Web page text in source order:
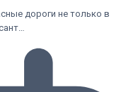
дороги не только в